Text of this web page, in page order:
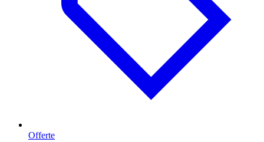
Offerte